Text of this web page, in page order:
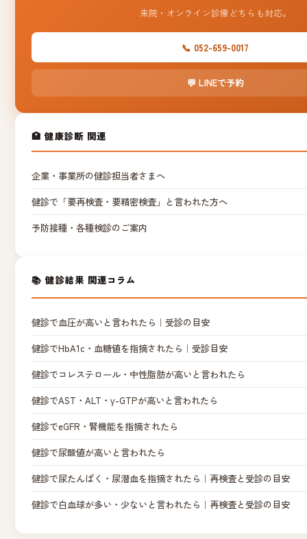
来院・オンライン診療どちらも対応。
📞 052-659-0017
💬 LINEで予約
🏥 健康診断 関連
企業・事業所の健診担当者さまへ
健診で「要再検査・要精密検査」と言われた方へ
予防接種・各種検診のご案内
📚 健診結果 関連コラム
健診で血圧が高いと言われたら｜受診の目安
健診でHbA1c・血糖値を指摘されたら｜受診目安
健診でコレステロール・中性脂肪が高いと言われたら
健診でAST・ALT・γ-GTPが高いと言われたら
健診でeGFR・腎機能を指摘されたら
健診で尿酸値が高いと言われたら
健診で尿たんぱく・尿潜血を指摘されたら｜再検査と受診の目安
健診で白血球が多い・少ないと言われたら｜再検査と受診の目安